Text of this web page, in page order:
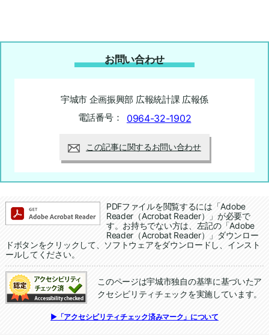
お問い合わせ
宇城市 企画振興部 広報統計課 広報係
電話番号：
0964-32-1902
この記事に関するお問い合わせ
追加情報：PDFファイルPDFファイルを閲覧するには「Adobe
Reader（Acrobat Reader）」が必要で
す。お持ちでない方は、左記の「Adobe
Reader（Acrobat Reader）」ダウンロー
ドボタンをクリックして、ソフトウェアをダウンロードし、インスト
ールしてください。
追加情報：アクセシビリティチェック
このページは宇城市独自の基準に基づいたア
クセシビリティチェックを実施しています。
▶「アクセシビリティチェック済みマーク」について